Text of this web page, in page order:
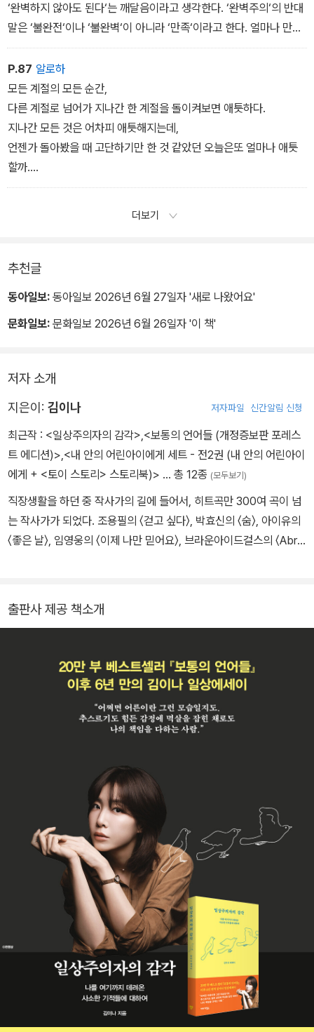
‘완벽하지 않아도 된다‘는 깨달음이라고 생각한다. ‘완벽주의‘의 반대
말은 ‘불완전‘이나 ‘불완벽‘이 아니라 ‘만족‘이라고 한다. 얼마나 만족
할 줄 아느냐가 오히려 스스로를 완벽하게 느낄 수 있게 해준다
는 게 신기하지 않은가?
완벽은 추상적인 개념이고 신기루 같은 것이어서 때로목적지를 잃
게 한다. 완벽해지려다가 아무것도 만들어내지못하고 0에 머무는 사
람들을 나는 많이 보았다. 그러나 꾸준함은 내 손과 발로 가닿을 수 있
는 현실이다. 그렇게 매일 꾸준히 하는 재능이 도리어 완벽에 가까
운 예술을 만들어내기도 한다.
그러니 오늘도 무언가를 향해 꾸준히 노력하고 있는 당신, 본인이 얼
P.87 알로하
모든 계절의 모든 순간,
다른 계절로 넘어가 지나간 한 계절을 돌이켜보면 애틋하다.
지나간 모든 것은 어차피 애틋해지는데,
언젠가 돌아봤을 때 고단하기만 한 것 같았던 오늘은또 얼마나 애틋
할까.
우리가 지금 그 순간 속에 있다는 걸 잊지 않기를.
더보기
추천글
동아일보: 동아일보 2026년 6월 27일자 '새로 나왔어요'
문화일보: 문화일보 2026년 6월 26일자 '이 책'
저자 소개
지은이: 김이나 저자파일 신간알림 신청
최근작 : <일상주의자의 감각> <보통의 언어들 (개정증보판 포레스
트 에디션)> <내 안의 어린아이에게 세트 - 전2권 (내 안의 어린아이
에게 + <토이 스토리> 스토리북)> … 총 12종 (모두보기)
직장생활을 하던 중 작사가의 길에 들어서, 히트곡만 300여 곡이 넘
는 작사가가 되었다. 조용필의 〈걷고 싶다〉, 박효신의 〈숨〉, 아이유의
〈좋은 날〉, 임영웅의 〈이제 나만 믿어요〉, 브라운아이드걸스의 〈Abra
우스 40’으로 선정되었다. 2019년 오랫동안 꿈꿔왔던 라디오 DJ가
밤지기가 되어 매일 평범한 사람들의 사연을 듣고 공감하는 삶을 살
고 있다. MBC 방송연예대상 라디오 부문 신인상과 최우수상을 수상
아이에게』가 있다.
출판사 제공 책소개